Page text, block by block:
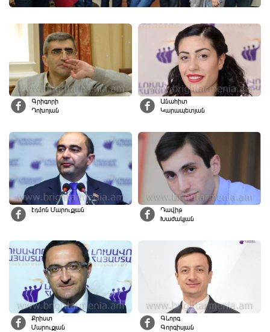
Գրիգորի
Դոխոյան
Անահիտ
Կարապետյան
Էդմոն Մարուքյան
Դավիթ
Խաժակյան
Քրիստ
Մարուքյան
Գևորգ
Գորգիսյան